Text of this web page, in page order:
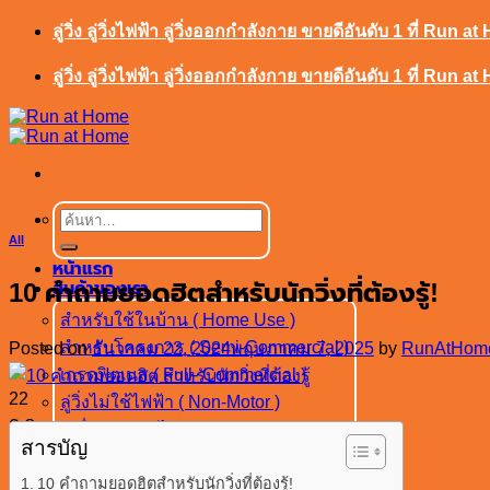
ข้าม
เนื้อหา
ลู่วิ่ง ลู่วิ่งไฟฟ้า ลู่วิ่งออกกำลังกาย ขายดีอันดับ 1 ที่ Run at
ลู่วิ่ง ลู่วิ่งไฟฟ้า ลู่วิ่งออกกำลังกาย ขายดีอันดับ 1 ที่ Run at
ค้นหา:
หน้าแรก
สินค้าของเรา
สำหรับใช้ในบ้าน ( Home Use )
สำหรับโครงการ ( Semi-Commercial )
เกรดฟิตเนส ( Full- Commercial )
ลู่วิ่งไม่ใช้ไฟฟ้า ( Non-Motor )
รับประกันสินค้า
ใบเสนอราคา
All
10 คำถามยอดฮิตสำหรับนักวิ่งที่ต้องรู้!
Posted onธันวาคม 22, 2024พฤษภาคม 7, 2025 by
22
ธ.ค.
สารบัญ
10 คำถามยอดฮิตสำหรับนักวิ่งที่ต้องรู้!